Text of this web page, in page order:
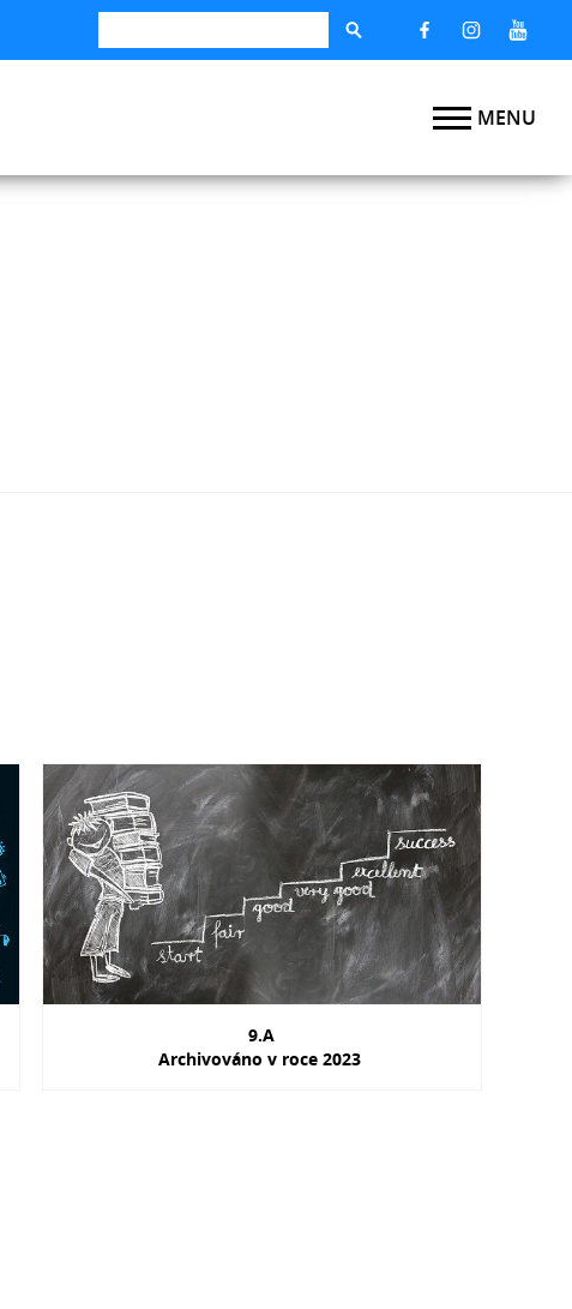
9.A
Archivováno v roce 2023